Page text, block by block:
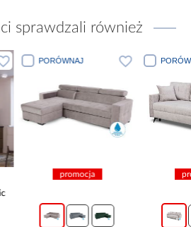
sprawdzali również
PORÓWNAJ
promocja